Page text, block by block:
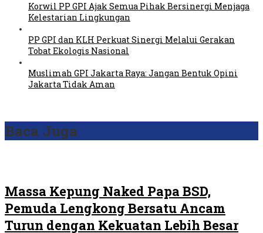
Korwil PP GPI Ajak Semua Pihak Bersinergi Menjaga
Kelestarian Lingkungan
PP GPI dan KLH Perkuat Sinergi Melalui Gerakan
Tobat Ekologis Nasional
Muslimah GPI Jakarta Raya: Jangan Bentuk Opini
Jakarta Tidak Aman
Baca Juga
Massa Kepung Naked Papa BSD,
Pemuda Lengkong Bersatu Ancam
Turun dengan Kekuatan Lebih Besar